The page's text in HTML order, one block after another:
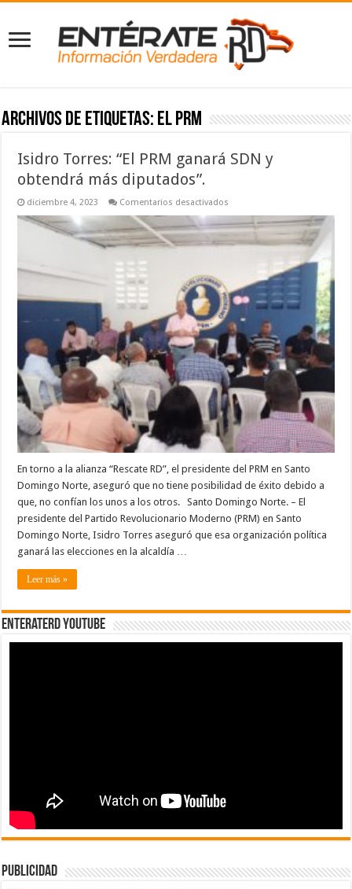
Archivos de etiquetas: el PRM
Isidro Torres: “El PRM ganará SDN y
obtendrá más diputados”.
diciembre 4, 2023 Comentarios desactivados
Torres:
“El
PRM
obtendrá
más
diputados”.
En torno a la alianza “Rescate RD”, el presidente del PRM en Santo
Domingo Norte, aseguró que no tiene posibilidad de éxito debido a
que, no confían los unos a los otros. Santo Domingo Norte. – El
presidente del Partido Revolucionario Moderno (PRM) en Santo
Domingo Norte, Isidro Torres aseguró que esa organización política
ganará las elecciones en la alcaldía …
Leer más »
EnterateRD YOUTUBE
publicidad